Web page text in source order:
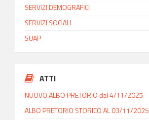
SERVIZI DEMOGRAFICI
SERVIZI SOCIALI
SUAP
ATTI
NUOVO ALBO PRETORIO dal 4/11/2025
ALBO PRETORIO STORICO AL 03/11/2025